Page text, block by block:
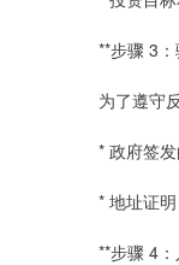
**步骤 3
为了遵守
* 政府签
* 地址证
**步骤 4